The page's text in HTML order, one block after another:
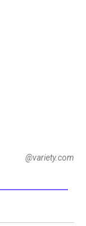
@variety.com